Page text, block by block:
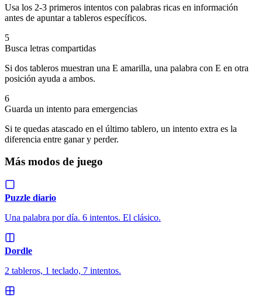
Usa los 2-3 primeros intentos con palabras ricas en información
antes de apuntar a tableros específicos.
5
Busca letras compartidas
Si dos tableros muestran una E amarilla, una palabra con E en otra
posición ayuda a ambos.
6
Guarda un intento para emergencias
Si te quedas atascado en el último tablero, un intento extra es la
diferencia entre ganar y perder.
Más modos de juego
Puzzle diario
Una palabra por día. 6 intentos. El clásico.
Dordle
2 tableros, 1 teclado, 7 intentos.